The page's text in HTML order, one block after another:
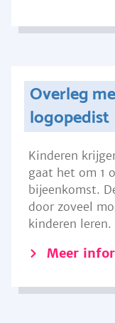
Overleg
logopedist
Kinderen
gaat het om 1
bijeenkomst.
door zoveel
kinderen
Meer